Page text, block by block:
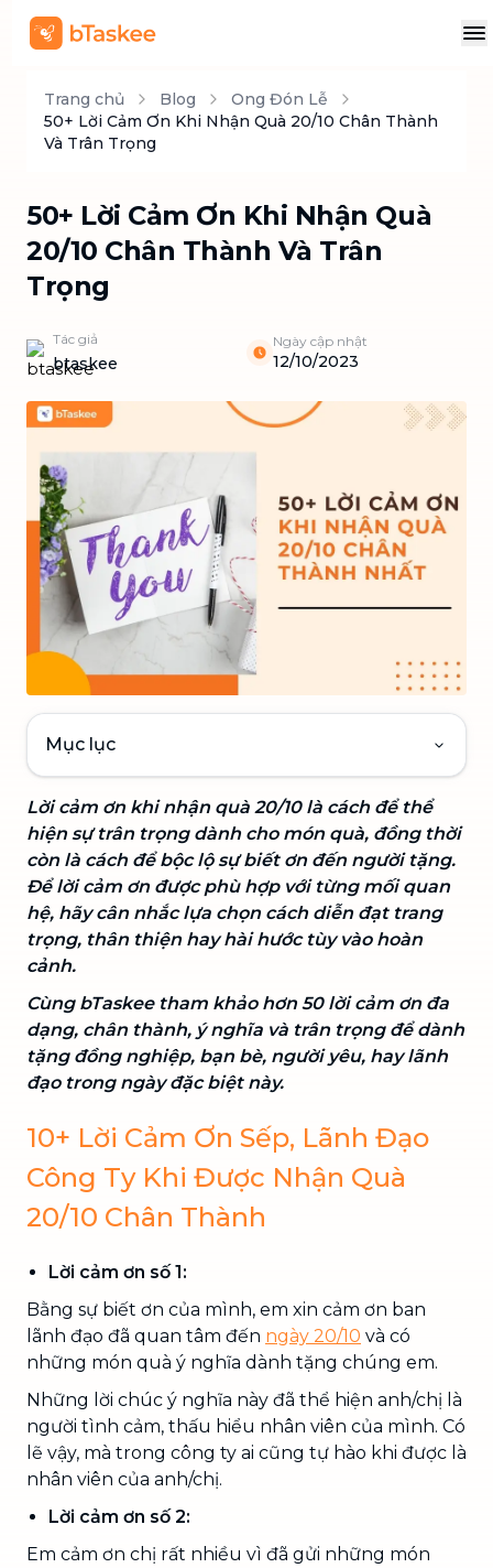
Trang chủ Blog
Ong Đón Lễ
50+ Lời Cảm Ơn Khi Nhận Quà 20/10 Chân Thành
Và Trân Trọng
50+ Lời Cảm Ơn Khi Nhận Quà
20/10 Chân Thành Và Trân
Trọng
Tác giả
btaskee
Ngày cập nhật
12/10/2023
Mục lục
Lời cảm ơn khi nhận quà 20/10 là cách để thể
hiện sự trân trọng dành cho món quà, đồng thời
còn là cách để bộc lộ sự biết ơn đến người tặng.
Để lời cảm ơn được phù hợp với từng mối quan
hệ, hãy cân nhắc lựa chọn cách diễn đạt trang
trọng, thân thiện hay hài hước tùy vào hoàn
cảnh.
Cùng bTaskee tham khảo hơn 50 lời cảm ơn đa
dạng, chân thành, ý nghĩa và trân trọng để dành
tặng đồng nghiệp, bạn bè, người yêu, hay lãnh
đạo trong ngày đặc biệt này.
10+ Lời Cảm Ơn Sếp, Lãnh Đạo
Công Ty Khi Được Nhận Quà
20/10 Chân Thành
Lời cảm ơn số 1:
Bằng sự biết ơn của mình, em xin cảm ơn ban
lãnh đạo đã quan tâm đến ngày 20/10 và có
những món quà ý nghĩa dành tặng chúng em.
Những lời chúc ý nghĩa này đã thể hiện anh/chị là
người tình cảm, thấu hiểu nhân viên của mình. Có
lẽ vậy, mà trong công ty ai cũng tự hào khi được là
nhân viên của anh/chị.
Lời cảm ơn số 2:
Em cảm ơn chị rất nhiều vì đã gửi những món